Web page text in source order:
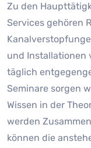
Zu den
Services gehören
und Installationen
täglich
Seminare sorgen
Wissen in der
werden
können die